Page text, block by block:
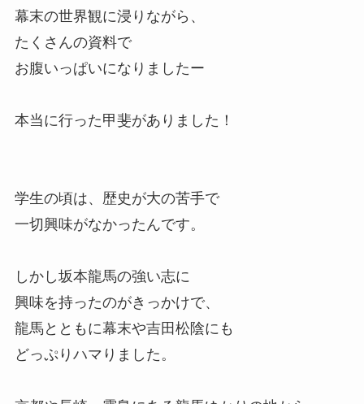
幕末の世界観に浸りながら、
たくさんの資料で
お腹いっぱいになりましたー
本当に行った甲斐がありました！
学生の頃は、歴史が大の苦手で
一切興味がなかったんです。
しかし坂本龍馬の強い志に
興味を持ったのがきっかけで、
龍馬とともに幕末や吉田松陰にも
どっぷりハマりました。